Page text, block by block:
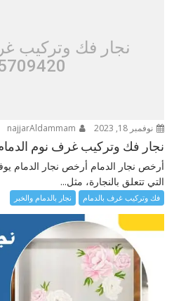
نجار فك وتركيب
نوفمبر 18, 2023
نجار فك وتركيب غرف نوم الدمام
أرخص نجار الدمام أرخص نجار الدمام
التي تتعلق بالنجارة، مثل...
فك وتركيب غرف بالدمام نجار بالدمام والخبر